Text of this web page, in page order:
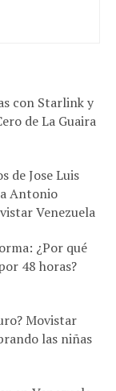
con Starlink y
de La Guaira
de Jose Luis
Antonio
Venezuela
¿Por qué
48 horas?
Movistar
las niñas